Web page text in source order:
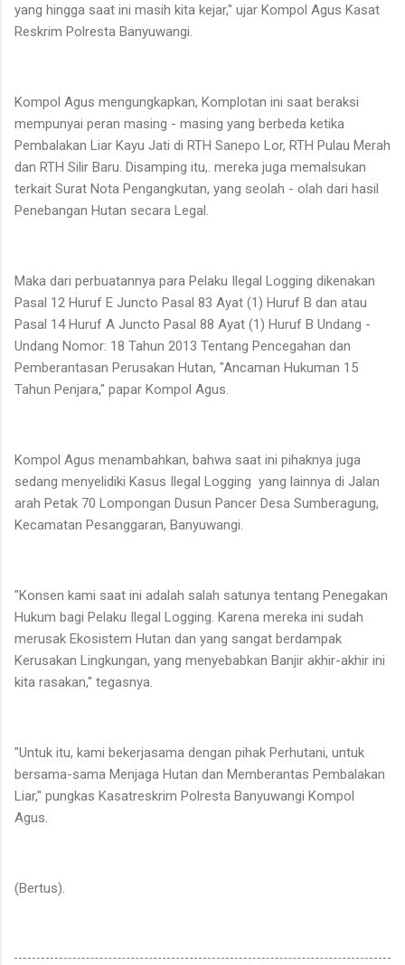
yang hingga saat ini masih kita kejar," ujar Kompol Agus Kasat
Reskrim Polresta Banyuwangi.
Kompol Agus mengungkapkan, Komplotan ini saat beraksi
mempunyai peran masing - masing yang berbeda ketika
Pembalakan Liar Kayu Jati di RTH Sanepo Lor, RTH Pulau Merah
dan RTH Silir Baru. Disamping itu,. mereka juga memalsukan
terkait Surat Nota Pengangkutan, yang seolah - olah dari hasil
Penebangan Hutan secara Legal.
Maka dari perbuatannya para Pelaku Ilegal Logging dikenakan
Pasal 12 Huruf E Juncto Pasal 83 Ayat (1) Huruf B dan atau
Pasal 14 Huruf A Juncto Pasal 88 Ayat (1) Huruf B Undang -
Undang Nomor: 18 Tahun 2013 Tentang Pencegahan dan
Pemberantasan Perusakan Hutan, "Ancaman Hukuman 15
Tahun Penjara," papar Kompol Agus.
Kompol Agus menambahkan, bahwa saat ini pihaknya juga
sedang menyelidiki Kasus Ilegal Logging yang lainnya di Jalan
arah Petak 70 Lompongan Dusun Pancer Desa Sumberagung,
Kecamatan Pesanggaran, Banyuwangi.
"Konsen kami saat ini adalah salah satunya tentang Penegakan
Hukum bagi Pelaku Ilegal Logging. Karena mereka ini sudah
merusak Ekosistem Hutan dan yang sangat berdampak
Kerusakan Lingkungan, yang menyebabkan Banjir akhir-akhir ini
kita rasakan," tegasnya.
"Untuk itu, kami bekerjasama dengan pihak Perhutani, untuk
bersama-sama Menjaga Hutan dan Memberantas Pembalakan
Liar," pungkas Kasatreskrim Polresta Banyuwangi Kompol
Agus.
(Bertus).